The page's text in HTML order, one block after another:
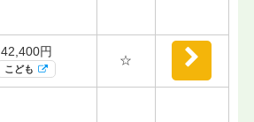
42,400円
こども
☆